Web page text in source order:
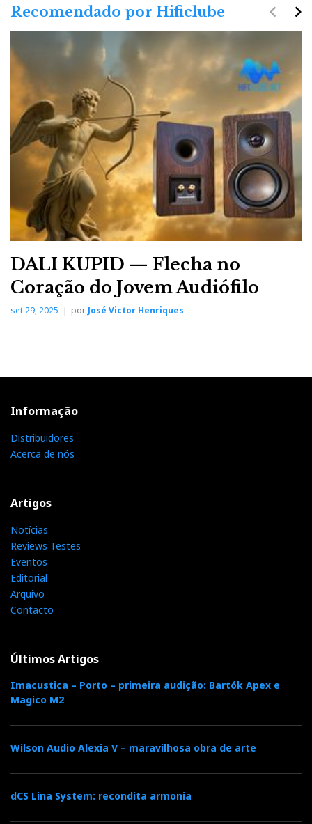
Recomendado por Hificlube
DALI KUPID — Flecha no
Coração do Jovem Audiófilo
set 29, 2025 porJosé Victor Henriques
navigate_next
navigate_before
Informação
Distribuidores
Acerca de nós
Artigos
Notícias
Reviews Testes
Eventos
Editorial
Arquivo
Contacto
Últimos Artigos
Imacustica – Porto – primeira audição: Bartók Apex e
Magico M2
Wilson Audio Alexia V – maravilhosa obra de arte
dCS Lina System: recondita armonia